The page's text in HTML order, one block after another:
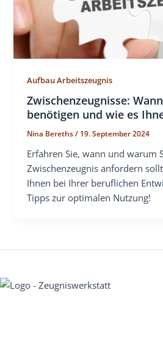
Aufbau Arbeitszeugnis
Zwischenzeugnisse:
benötigen und wie es
Nina Bereths/ 19. September 2024
Erfahren Sie, wann und warum
Zwischenzeugnis anfordern
Ihnen bei Ihrer beruflichen
Tipps zur optimalen Nutzung!